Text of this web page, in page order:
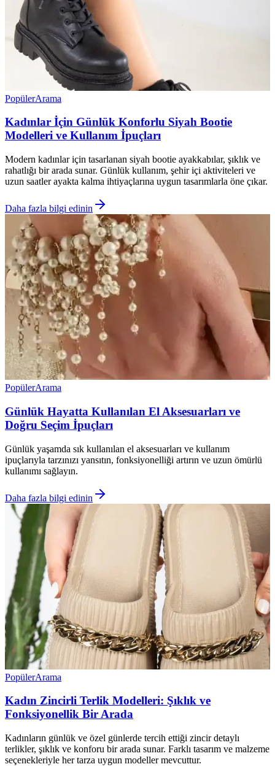
PopülerArama
Kadınlar İçin Günlük Konforlu Siyah Bootie
Modelleri ve Kullanım İpuçları
Modern kadınlar için tasarlanan siyah bootie ayakkabılar, şıklık ve
rahatlığı bir arada sunar. Günlük kullanım, şehir içi aktiviteleri ve
uzun saatler ayakta kalma ihtiyaçlarına uygun tasarımlarla öne çıkar.
Daha fazla bilgi edinin
PopülerArama
Günlük Hayatta Kullanılan El Aksesuarları ve
Doğru Seçim İpuçları
Günlük yaşamda sık kullanılan el aksesuarları ve kullanım
ipuçlarıyla tarzınızı yansıtın, fonksiyonelliği artırın ve uzun ömürlü
kullanımı sağlayın.
Daha fazla bilgi edinin
PopülerArama
Kadın Zincirli Terlik Modelleri: Şıklık ve
Fonksiyonellik Bir Arada
Kadınların günlük ve özel günlerde tercih ettiği zincir detaylı
terlikler, şıklık ve konforu bir arada sunar. Farklı tasarım ve malzeme
seçenekleriyle her tarza uygun modeller mevcuttur.